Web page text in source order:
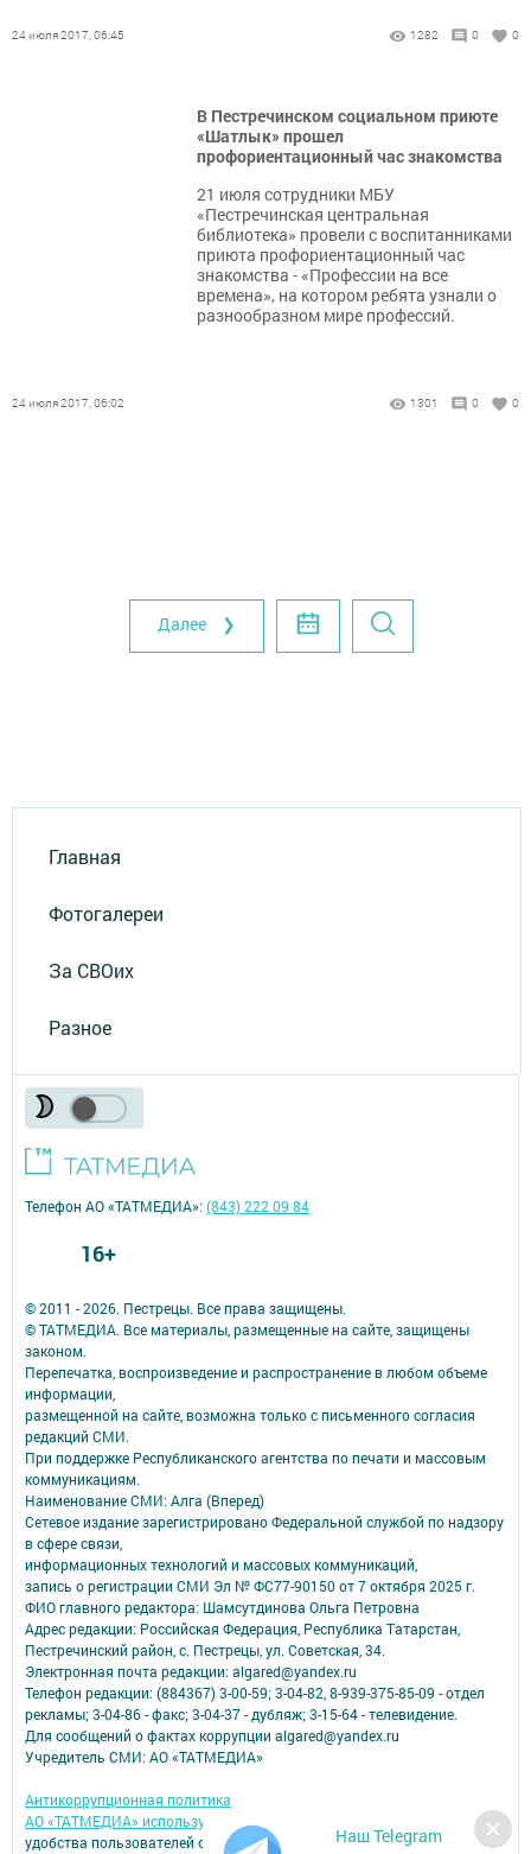
24 июля 2017, 06:45 1282 0 0
В Пестречинском социальном приюте
«Шатлык» прошел
профориентационный час знакомства
21 июля сотрудники МБУ
«Пестречинская центральная
библиотека» провели с воспитанниками
приюта профориентационный час
знакомства - «Профессии на все
времена», на котором ребята узнали о
разнообразном мире профессий.
24 июля 2017, 06:02 1301 0 0
Далее ❯
Главная
Фотогалереи
За СВОих
Разное
Наш Telegram
© 2011 - 2026. Пестрецы. Все права защищены.
© ТАТМЕДИА. Все материалы, размещенные на сайте, защищены
законом.
Перепечатка, воспроизведение и распространение в любом объеме
информации,
размещенной на сайте, возможна только с письменного согласия
редакций СМИ.
При поддержке Республиканского агентства по печати и массовым
коммуникациям.
Наименование СМИ: Алга (Вперед)
Сетевое издание зарегистрировано Федеральной службой по надзору
в сфере связи,
информационных технологий и массовых коммуникаций,
запись о регистрации СМИ Эл № ФС77-90150 от 7 октября 2025 г.
ФИО главного редактора: Шамсутдинова Ольга Петровна
Адрес редакции: Российская Федерация, Республика Татарстан,
Пестречинский район, с. Пестрецы, ул. Советская, 34.
Электронная почта редакции: algared@yandex.ru
Телефон редакции: (884367) 3-00-59; 3-04-82, 8-939-375-85-09 - отдел
рекламы; 3-04-86 - факс; 3-04-37 - дубляж; 3-15-64 - телевидение.
Для сообщений о фактах коррупции algared@yandex.ru
Учредитель СМИ: АО «ТАТМЕДИА»
Антикоррупционная политика
АО «ТАТМЕДИА» использует «cookie»
для персонализации сервисов и
удобства пользователей сайтом.
Телефон АО «ТАТМЕДИА»:(843) 222 09 84
16+